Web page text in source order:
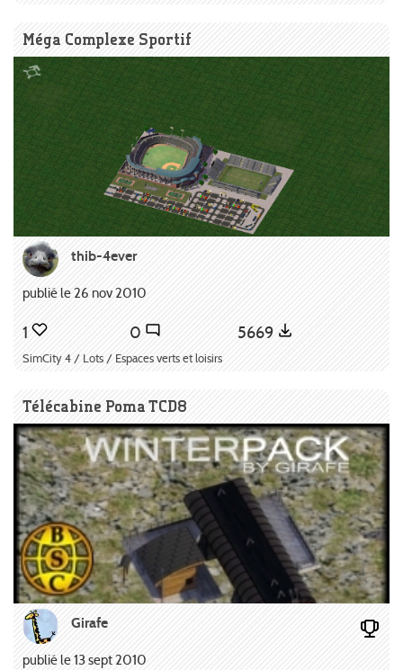
Méga Complexe Sportif
thib-4ever
publié le 26 nov 2010
1 0 5669
SimCity 4 / Lots / Espaces verts et loisirs
Télécabine Poma TCD8
Girafe
publié le 13 sept 2010